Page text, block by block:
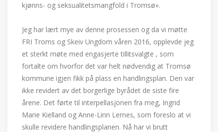
kjønns- og seksualitetsmangfold i Tromsø».
Jeg har lært mye av denne prosessen og da vi møtte
FRI Troms og Skeiv Ungdom våren 2016, opplevde jeg
et sterkt møte med engasjerte tillitsvalgte , som
fortalte om hvorfor det var helt nødvendig at Tromsø
kommune igjen fikk på plass en handlingsplan. Den var
ikke revidert av det borgerlige byrådet de siste fire
årene. Det førte til interpellasjonen fra meg, Ingrid
Marie Kielland og Anne-Linn Lernes, som foreslo at vi
skulle revidere handlingsplanen. Nå har vi brutt